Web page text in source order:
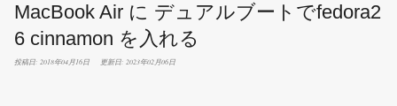
MacBook Air に デュアルブートでfedora2
6 cinnamon を入れる
投稿日: 2018年04月16日 更新日: 2023年02月06日